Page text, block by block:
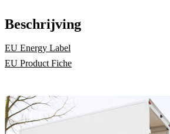
Beschrijving
EU Energy Label
EU Product Fiche